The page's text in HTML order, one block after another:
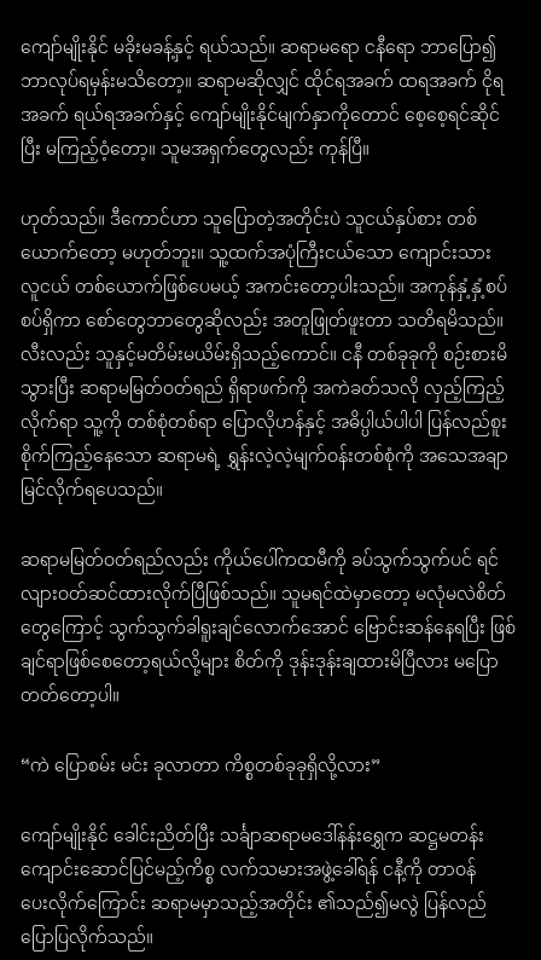
ကျော်မျိုးနိုင် မခိုးမခန့်နှင့် ရယ်သည်။ ဆရာမရော ငနီရော ဘာပြော၍
ဘာလုပ်ရမှန်းမသိတော့။ ဆရာမဆိုလျှင် ထိုင်ရအခက် ထရအခက် ငိုရ
အခက် ရယ်ရအခက်နှင့် ကျော်မျိုးနိုင်မျက်နှာကိုတောင် စေ့စေ့ရင်ဆိုင်
ပြီး မကြည့်ဝံ့တော့။ သူမအရှက်တွေလည်း ကုန်ပြီ။
ဟုတ်သည်။ ဒီကောင်ဟာ သူပြောတဲ့အတိုင်းပဲ သူငယ်နှပ်စား တစ်
ယောက်တော့ မဟုတ်ဘူး။ သူ့ထက်အပုံကြီးငယ်သော ကျောင်းသား
လူငယ် တစ်ယောက်ဖြစ်ပေမယ့် အကင်းတော့ပါးသည်။ အကုန်နှံ့နှံ့စပ်
စပ်ရှိကာ စော်တွေဘာတွေဆိုလည်း အတူဖြုတ်ဖူးတာ သတိရမိသည်။
လီးလည်း သူနှင့်မတိမ်းမယိမ်းရှိသည့်ကောင်။ ငနီ တစ်ခုခုကို စဉ်းစားမိ
သွားပြီး ဆရာမမြတ်ဝတ်ရည် ရှိရာဖက်ကို အကဲခတ်သလို လှည့်ကြည့်
လိုက်ရာ သူ့ကို တစ်စုံတစ်ရာ ပြောလိုဟန်နှင့် အဓိပ္ပါယ်ပါပါ ပြန်လည်စူး
စိုက်ကြည့်နေသော ဆရာမရဲ့ ရွှန်းလဲ့လဲ့မျက်ဝန်းတစ်စုံကို အသေအချာ
မြင်လိုက်ရပေသည်။
ဆရာမမြတ်ဝတ်ရည်လည်း ကိုယ်ပေါ်ကထမီကို ခပ်သွက်သွက်ပင် ရင်
လျားဝတ်ဆင်ထားလိုက်ပြီဖြစ်သည်။ သူမရင်ထဲမှာတော့ မလုံမလဲစိတ်
တွေကြောင့် သွက်သွက်ခါရူးချင်လောက်အောင် ဗြောင်းဆန်နေရပြီး ဖြစ်
ချင်ရာဖြစ်စေတော့ရယ်လို့များ စိတ်ကို ဒုန်းဒုန်းချထားမိပြီလား မပြော
တတ်တော့ပါ။
“ကဲ ပြောစမ်း မင်း ခုလာတာ ကိစ္စတစ်ခုခုရှိလို့လား”
ကျော်မျိုးနိုင် ခေါင်းညိတ်ပြီး သင်္ချာဆရာမဒေါ်နန်းရွှေက ဆဋ္ဌမတန်း
ကျောင်းဆောင်ပြင်မည့်ကိစ္စ လက်သမားအဖွဲ့ခေါ်ရန် ငနီ့ကို တာဝန်
ပေးလိုက်ကြောင်း ဆရာမမှာသည့်အတိုင်း ၏သည်၍မလွဲ ပြန်လည်
ပြောပြလိုက်သည်။